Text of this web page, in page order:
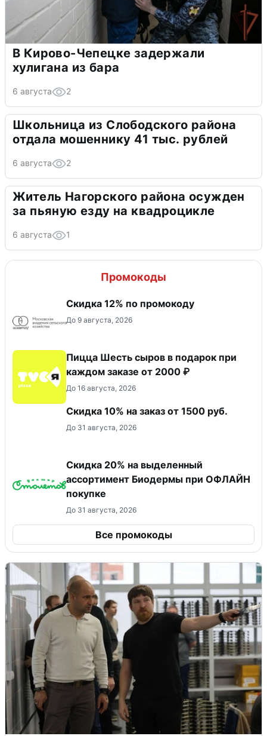
В Кирово-Чепецке задержали
хулигана из бара
6 августа 2
Школьница из Слободского района
отдала мошеннику 41 тыс. рублей
6 августа 2
Житель Нагорского района осужден
за пьяную езду на квадроцикле
6 августа 1
Промокоды
Скидка 12% по промокоду
До 9 августа, 2026
Пицца Шесть сыров в подарок при
каждом заказе от 2000 ₽
До 16 августа, 2026
Скидка 10% на заказ от 1500 руб.
До 31 августа, 2026
Скидка 20% на выделенный
ассортимент Биодермы при ОФЛАЙН
покупке
До 31 августа, 2026
Все промокоды